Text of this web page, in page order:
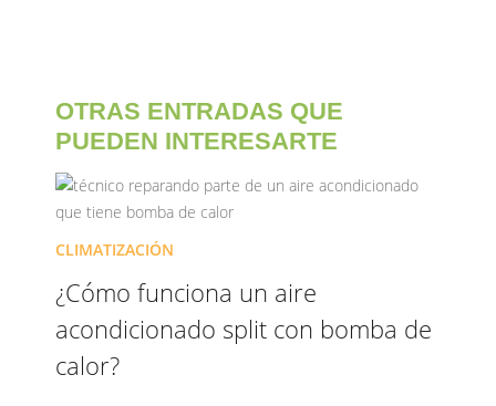
OTRAS ENTRADAS QUE
PUEDEN INTERESARTE
CLIMATIZACIÓN
¿Cómo funciona un aire
acondicionado split con bomba de
calor?